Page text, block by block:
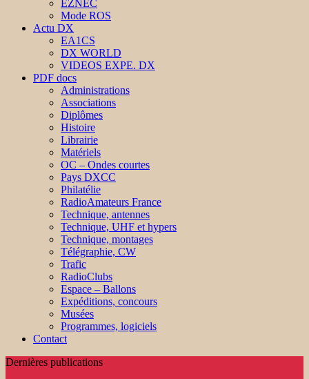
EZNEC
Mode ROS
Actu DX
EA1CS
DX WORLD
VIDEOS EXPE. DX
PDF docs
Administrations
Associations
Diplômes
Histoire
Librairie
Matériels
OC – Ondes courtes
Pays DXCC
Philatélie
RadioAmateurs France
Technique, antennes
Technique, UHF et hypers
Technique, montages
Télégraphie, CW
Trafic
RadioClubs
Espace – Ballons
Expéditions, concours
Musées
Programmes, logiciels
Contact
Dernières publications